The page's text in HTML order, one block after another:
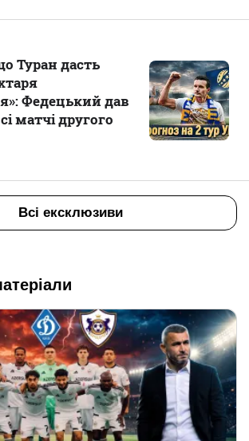
Туран дасть
Федецький дав
матчі другого
Всі ексклюзиви